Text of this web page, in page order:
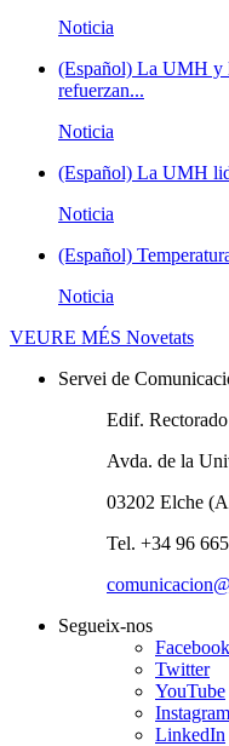
Noticia
(Español) La UMH y
refuerzan...
Noticia
(Español) La UMH
Noticia
(Español)
Noticia
VEURE MÉS Novetats
Servei de
Edif.
Avda. de la
03202 Elche
Tel. +34 96
Segueix-nos
Facebook
Twitter
YouTube
Instagram
LinkedIn